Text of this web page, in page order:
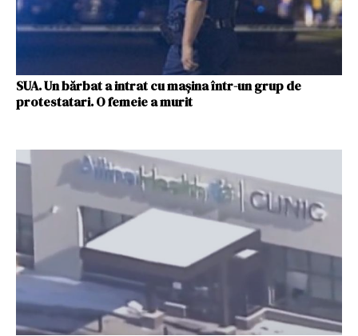
SUA. Un bărbat a intrat cu maşina într-un grup de
protestatari. O femeie a murit